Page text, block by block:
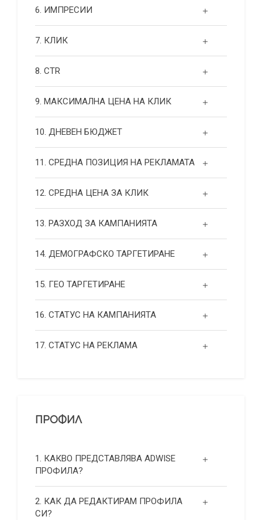
6. ИМПРЕСИИ
7. КЛИК
8. CTR
9. МАКСИМАЛНА ЦЕНА НА КЛИК
10. ДНЕВЕН БЮДЖЕТ
11. СРЕДНА ПОЗИЦИЯ НА РЕКЛАМАТА
12. СРЕДНА ЦЕНА ЗА КЛИК
13. РАЗХОД ЗА КАМПАНИЯТА
14. ДЕМОГРАФСКО ТАРГЕТИРАНЕ
15. ГЕО ТАРГЕТИРАНЕ
16. СТАТУС НА КАМПАНИЯТА
17. СТАТУС НА РЕКЛАМА
ПРОФИЛ
1. КАКВО ПРЕДСТАВЛЯВА ADWISE
ПРОФИЛА?
2. КАК ДА РЕДАКТИРАМ ПРОФИЛА
СИ?